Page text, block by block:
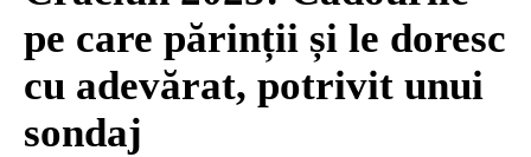
pe care părinții și le doresc
cu adevărat, potrivit unui
sondaj